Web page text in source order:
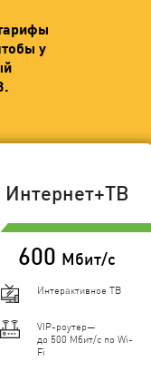
у
Интернет+ТВ
600 Мбит/с
Интерактивное ТВ
VIP-роутер—
до 500 Мбит/с по Wi-
Fi